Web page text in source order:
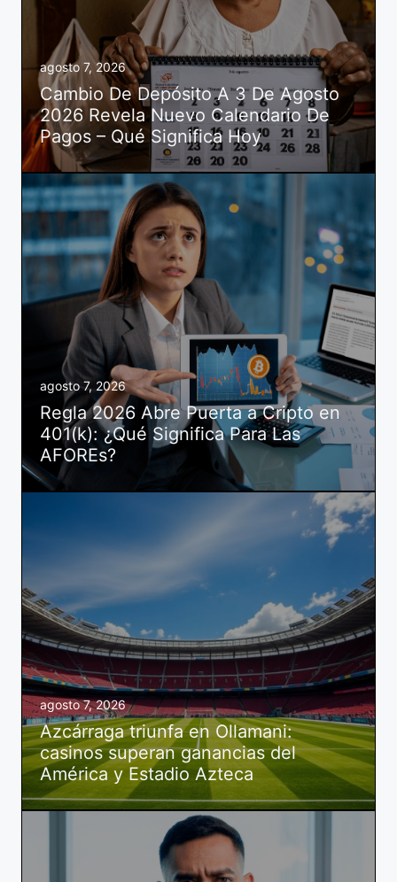
agosto 7, 2026
Cambio De Depósito A 3 De Agosto
2026 Revela Nuevo Calendario De
Pagos – Qué Significa Hoy
agosto 7, 2026
Regla 2026 Abre Puerta a Cripto en
401(k): ¿Qué Significa Para Las
AFOREs?
agosto 7, 2026
Azcárraga triunfa en Ollamani:
casinos superan ganancias del
América y Estadio Azteca